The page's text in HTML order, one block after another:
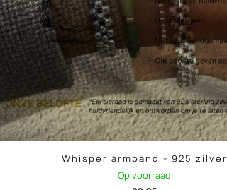
Whisper armband - 925 zilver
Op voorraad